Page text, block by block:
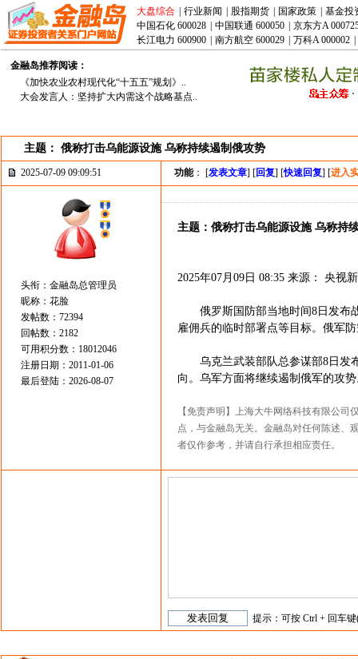
大盘综合 行业新闻 股指期货 国家政策
基金投
中国石化 600028
中国联通 600050
京东方A
长江电力 600900
南方航空 600029 万科A 000002
金融岛推荐阅读：
《加快农业农村现代化“十五五”规划》..
大会发言人：坚持扩大内需这个战略基点..
主题： 俄称打击乌能源设施 乌称持续遏制俄攻势
2025-07-09 09:09:51 功能： [发表文章] [回复] [快速回复] [进入
头衔：金融岛总管理员
昵称：花脸
发帖数：72394
回帖数：2182
可用积分数：18012046
注册日期：2011-01-06
最后登陆：2026-08-07
主题：俄称打击乌能源设施 乌称持
2025年07月09日 08:35 来源： 央视
俄罗斯国防部当地时间8日发布战
雇佣兵的临时部署点等目标。俄军
乌克兰武装部队总参谋部8日发布
向。乌军方面将继续遏制俄军的攻
【免责声明】上海大牛网络科技有限公
点，与金融岛无关。金融岛对任何陈述、
者仅作参考，并请自行承担相应责任。
提示：可按 Ctrl + 回车